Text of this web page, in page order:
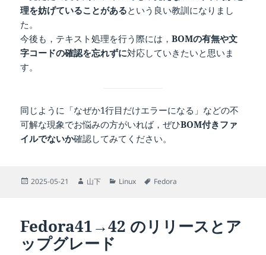
理を妨げていることがあるという良い教訓になりまし
た。
今後も，テキスト処理を行う際には，BOMの有無や文
字コードの確認を忘れずに対応していきたいと思いま
す。
同じように「なぜか1行目だけエラーになる」などの不
可解な現象でお悩みの方がいれば，ぜひBOM付きファ
イルでないか確認してみてください。
投
2025-05-21
作
山下
カ
ー
Linux
タ
Fedora
Fedora41→42 のリリースとア
ップグレード